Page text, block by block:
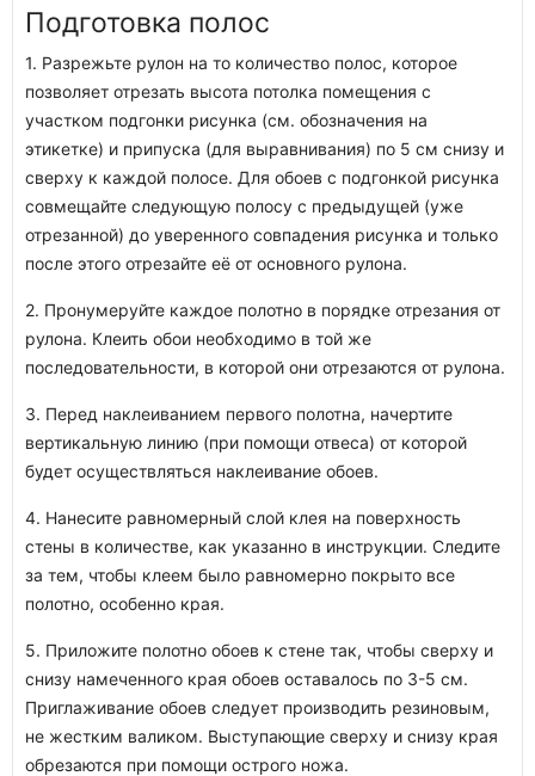
Подготовка полос
1. Разрежьте рулон на то количество полос, которое
позволяет отрезать высота потолка помещения с
участком подгонки рисунка (см. обозначения на
этикетке) и припуска (для выравнивания) по 5 см снизу и
сверху к каждой полосе. Для обоев с подгонкой рисунка
совмещайте следующую полосу с предыдущей (уже
отрезанной) до уверенного совпадения рисунка и только
после этого отрезайте её от основного рулона.
2. Пронумеруйте каждое полотно в порядке отрезания от
рулона. Клеить обои необходимо в той же
последовательности, в которой они отрезаются от рулона.
3. Перед наклеиванием первого полотна, начертите
вертикальную линию (при помощи отвеса) от которой
будет осуществляться наклеивание обоев.
4. Нанесите равномерный слой клея на поверхность
стены в количестве, как указанно в инструкции. Следите
за тем, чтобы клеем было равномерно покрыто все
полотно, особенно края.
5. Приложите полотно обоев к стене так, чтобы сверху и
снизу намеченного края обоев оставалось по 3-5 см.
Приглаживание обоев следует производить резиновым,
не жестким валиком. Выступающие сверху и снизу края
обрезаются при помощи острого ножа.